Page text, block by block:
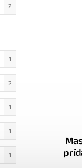
2
1
2
1
1
1